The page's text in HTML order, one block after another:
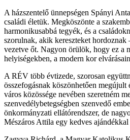
A házszentelő ünnepségen Spányi
családi életük. Megköszönte a
harmonikusabbá tegyék, és a
szorulnak, akik kereszteket
vezetve őt. Nagyon örülök, hogy ez a
helyiségekben, a modern kor
A RÉV több évtizede, szorosan
összefogásnak köszönhetően
város közössége nevében szeretném
szenvedélybetegségben szenvedő
önkormányzati ellátórendszer, de
Mészáros Attila egy kedves